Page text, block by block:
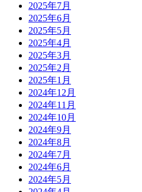
2025年7月
2025年6月
2025年5月
2025年4月
2025年3月
2025年2月
2025年1月
2024年12月
2024年11月
2024年10月
2024年9月
2024年8月
2024年7月
2024年6月
2024年5月